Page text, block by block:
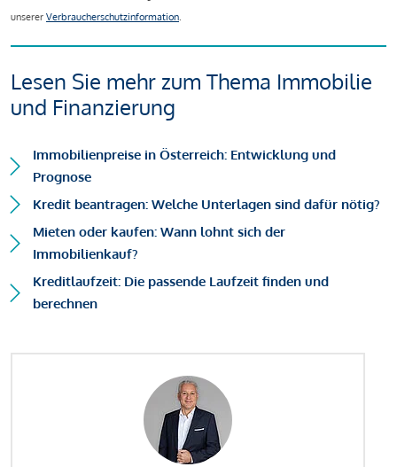
unserer Verbraucherschutzinformation.
Lesen Sie mehr zum Thema Immobilie
und Finanzierung
Immobilienpreise in Österreich: Entwicklung und
Prognose
Kredit beantragen: Welche Unterlagen sind dafür nötig?
Mieten oder kaufen: Wann lohnt sich der
Immobilienkauf?
Kreditlaufzeit: Die passende Laufzeit finden und
berechnen